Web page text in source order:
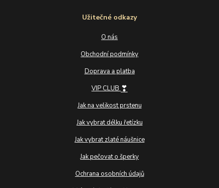
Užitečné odkazy
O nás
Obchodní podmínky
Doprava a platba
VIP CLUB ❣
Jak na velikost prstenu
Jak vybrat délku řetízku
Jak vybrat zlaté náušnice
Jak pečovat o šperky
Ochrana osobních údajů